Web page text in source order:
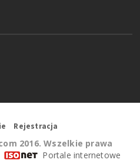
Rejestracja
2016. Wszelkie prawa
Portale internetowe